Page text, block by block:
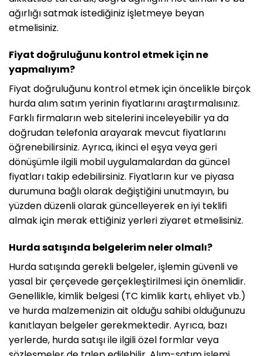
ağırlığı satmak istediğiniz işletmeye beyan
etmelisiniz.
Fiyat doğruluğunu kontrol etmek için ne
yapmalıyım?
Fiyat doğruluğunu kontrol etmek için öncelikle birçok
hurda alım satım yerinin fiyatlarını araştırmalısınız.
Farklı firmaların web sitelerini inceleyebilir ya da
doğrudan telefonla arayarak mevcut fiyatlarını
öğrenebilirsiniz. Ayrıca, ikinci el eşya veya geri
dönüşümle ilgili mobil uygulamalardan da güncel
fiyatları takip edebilirsiniz. Fiyatların kur ve piyasa
durumuna bağlı olarak değiştiğini unutmayın, bu
yüzden düzenli olarak güncelleyerek en iyi teklifi
almak için merak ettiğiniz yerleri ziyaret etmelisiniz.
Hurda satışında belgelerim neler olmalı?
Hurda satışında gerekli belgeler, işlemin güvenli ve
yasal bir çerçevede gerçekleştirilmesi için önemlidir.
Genellikle, kimlik belgesi (TC kimlik kartı, ehliyet vb.)
ve hurda malzemenizin ait olduğu sahibi olduğunuzu
kanıtlayan belgeler gerekmektedir. Ayrıca, bazı
yerlerde, hurda satışı ile ilgili özel formlar veya